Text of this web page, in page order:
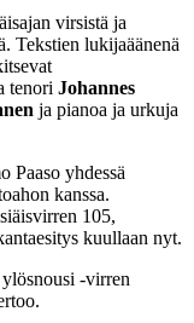
virsistä ja
Tekstien lukijaäänenä
tenori Johannes
ja pianoa ja urkuja
Paaso yhdessä
kanssa.
105,
kuullaan nyt.
-virren